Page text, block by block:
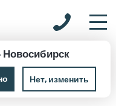
Новосибирск
Нет, изменить
реактивы